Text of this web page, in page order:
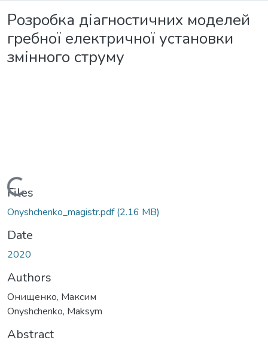
Розробка діагностичних моделей
гребної електричної установки
змінного струму
Loading...
Files
Onyshchenko_magistr.pdf(2.16 MB)
Date
2020
Authors
Онищенко, Максим
Onyshchenko, Maksym
Abstract